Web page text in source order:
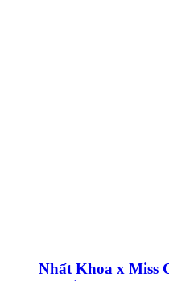
Nhất Khoa x Miss